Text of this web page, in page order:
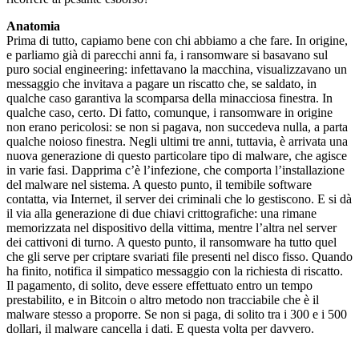
Anatomia
Prima di tutto, capiamo bene con chi abbiamo a che fare. In origine,
e parliamo già di parecchi anni fa, i ransomware si basavano sul
puro social engineering: infettavano la macchina, visualizzavano un
messaggio che invitava a pagare un riscatto che, se saldato, in
qualche caso garantiva la scomparsa della minacciosa finestra. In
qualche caso, certo. Di fatto, comunque, i ransomware in origine
non erano pericolosi: se non si pagava, non succedeva nulla, a parta
qualche noioso finestra. Negli ultimi tre anni, tuttavia, è arrivata una
nuova generazione di questo particolare tipo di malware, che agisce
in varie fasi. Dapprima c’è l’infezione, che comporta l’installazione
del malware nel sistema. A questo punto, il temibile software
contatta, via Internet, il server dei criminali che lo gestiscono. E si dà
il via alla generazione di due chiavi crittografiche: una rimane
memorizzata nel dispositivo della vittima, mentre l’altra nel server
dei cattivoni di turno. A questo punto, il ransomware ha tutto quel
che gli serve per criptare svariati file presenti nel disco fisso. Quando
ha finito, notifica il simpatico messaggio con la richiesta di riscatto.
Il pagamento, di solito, deve essere effettuato entro un tempo
prestabilito, e in Bitcoin o altro metodo non tracciabile che è il
malware stesso a proporre. Se non si paga, di solito tra i 300 e i 500
dollari, il malware cancella i dati. E questa volta per davvero.